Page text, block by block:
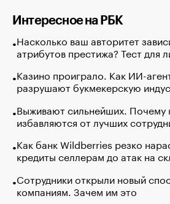
Интересное на РБК
Насколько ваш авторитет
атрибутов престижа? Тест для
Казино проиграло. Как ИИ-
разрушают букмекерскую
Выживают сильнейших. Почему
избавляются от лучших
Как банк Wildberries резко
кредиты селлерам до атак на
Сотрудники открыли новый
компаниям. Зачем им это